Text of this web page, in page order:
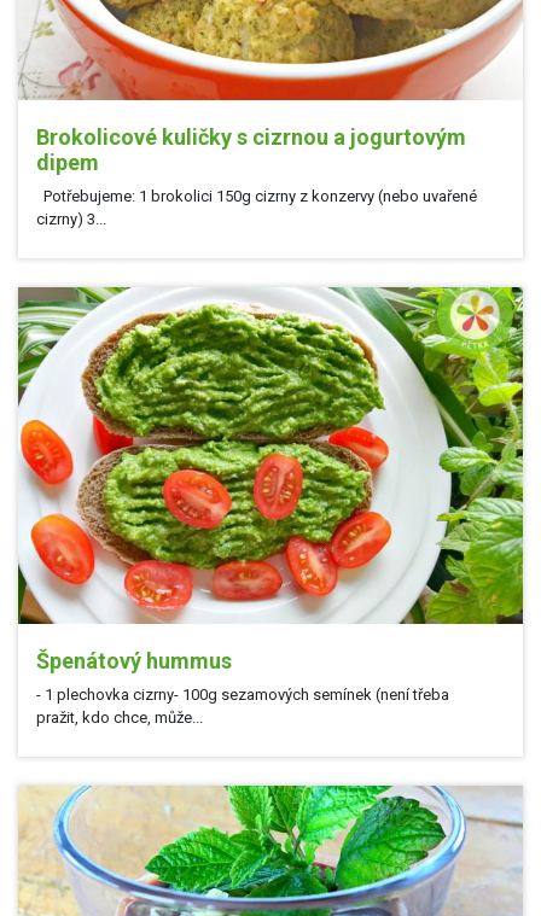
Brokolicové kuličky s cizrnou a jogurtovým
dipem
Potřebujeme: 1 brokolici 150g cizrny z konzervy (nebo uvařené
cizrny) 3...
Špenátový hummus
- 1 plechovka cizrny- 100g sezamových semínek (není třeba
pražit, kdo chce, může...